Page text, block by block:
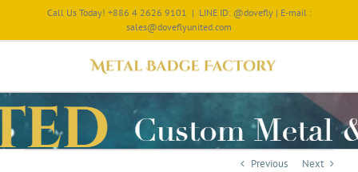
Call Us Today! +886 4 2626 9101 | LINE ID: @dovefly | E-mail :
sales@doveflyunited.com
Previous Next